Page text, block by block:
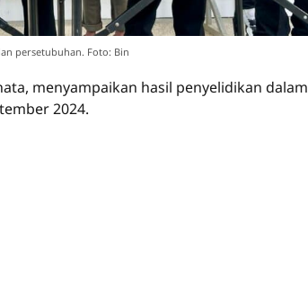
persetubuhan. Foto: Bin
menyampaikan hasil penyelidikan dalam
2024.